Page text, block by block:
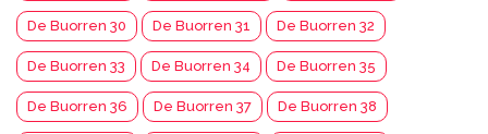
De Buorren 30 De Buorren 31 De Buorren 32
De Buorren 33 De Buorren 34 De Buorren 35
De Buorren 36 De Buorren 37 De Buorren 38